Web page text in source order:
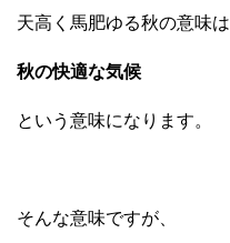
天高く馬肥ゆる秋の意味は
秋の快適な気候
という意味になります。
そんな意味ですが、